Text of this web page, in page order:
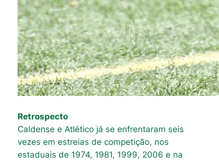
Retrospecto
Caldense e Atlético já se enfrentaram seis
vezes em estreias de competição, nos
estaduais de 1974, 1981, 1999, 2006 e na